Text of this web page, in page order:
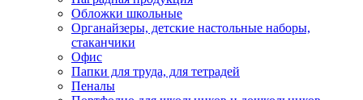
Обложки школьные
Органайзеры, детские настольные наборы,
стаканчики
Офис
Папки для труда, для тетрадей
Пеналы